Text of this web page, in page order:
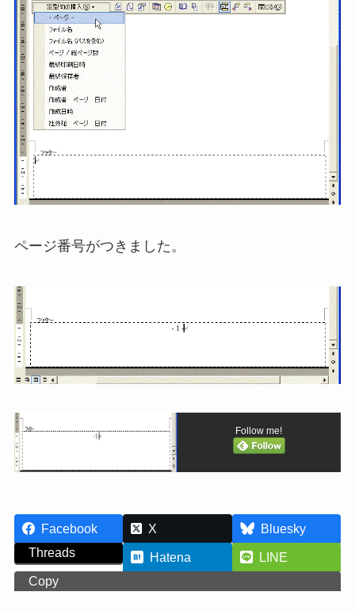
ページ番号がつきました。
Follow me!
Facebook X
Bluesky
Threads
Hatena
LINE
Copy